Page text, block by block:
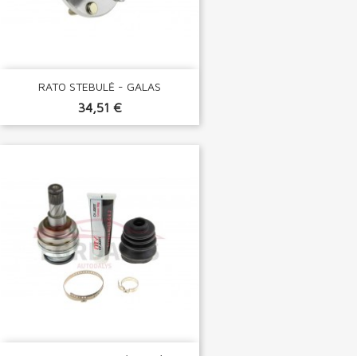
RATO STEBULĖ - GALAS
34,51 €